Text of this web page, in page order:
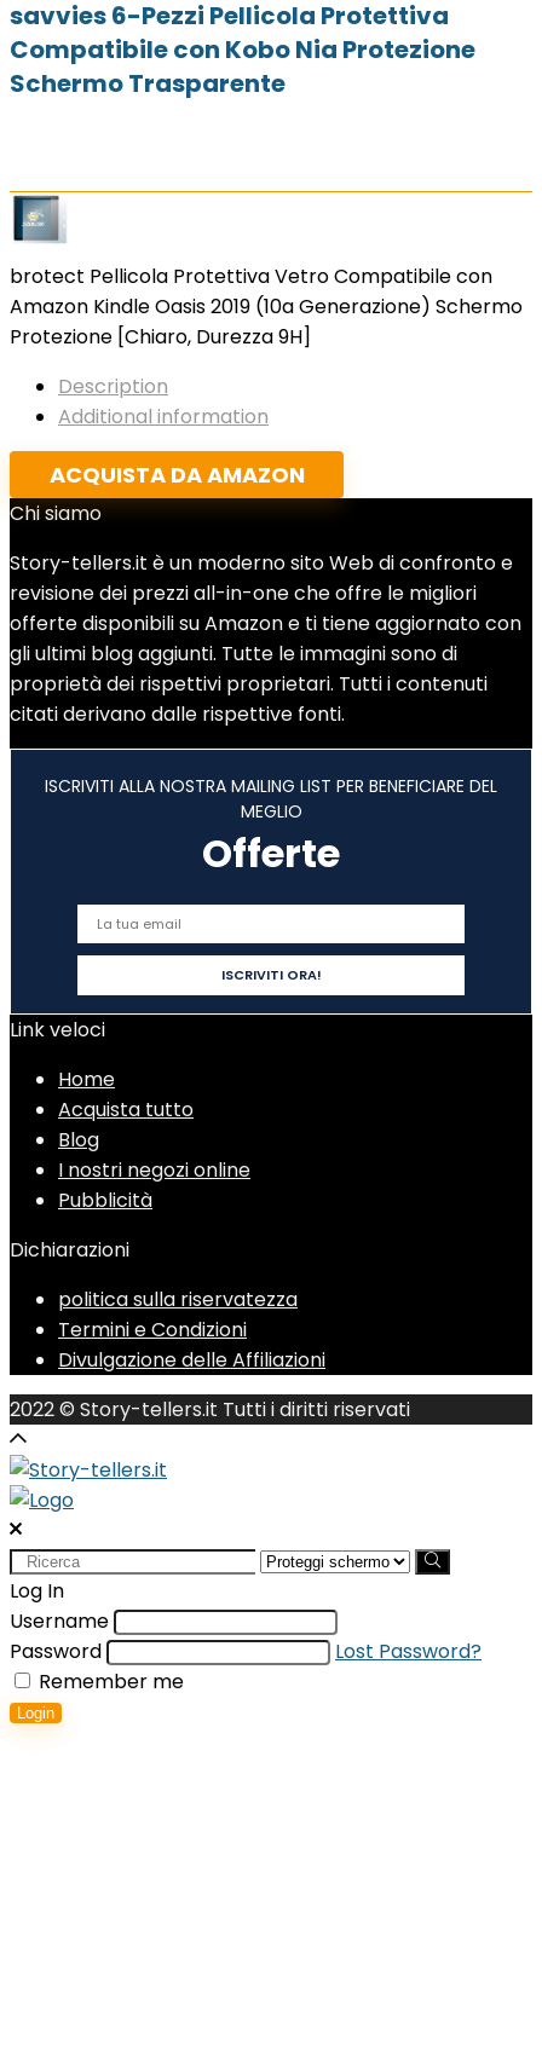
savvies 6-Pezzi Pellicola Protettiva
Compatibile con Kobo Nia Protezione
Schermo Trasparente
brotect Pellicola Protettiva Vetro Compatibile con
Amazon Kindle Oasis 2019 (10a Generazione) Schermo
Protezione [Chiaro, Durezza 9H]
Description
Additional information
ACQUISTA DA AMAZON
Chi siamo
Story-tellers.it è un moderno sito Web di confronto e
revisione dei prezzi all-in-one che offre le migliori
offerte disponibili su Amazon e ti tiene aggiornato con
gli ultimi blog aggiunti. Tutte le immagini sono di
proprietà dei rispettivi proprietari. Tutti i contenuti
citati derivano dalle rispettive fonti.
ISCRIVITI ALLA NOSTRA MAILING LIST PER BENEFICIARE DEL
MEGLIO
Offerte
Link veloci
Home
Acquista tutto
Blog
I nostri negozi online
Pubblicità
Dichiarazioni
politica sulla riservatezza
Termini e Condizioni
Divulgazione delle Affiliazioni
2022 © Story-tellers.it Tutti i diritti riservati
Search
for:
Log In
Username
Password
Lost Password?
Remember me
Login